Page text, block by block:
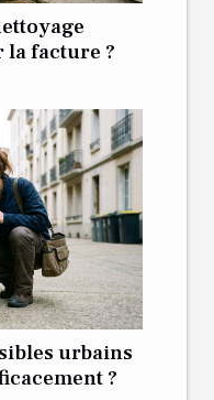
facture ?
urbains
?